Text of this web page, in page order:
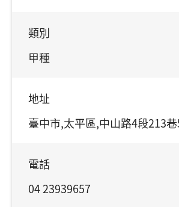
類別
甲種
地址
臺中市,太平區,中山路4段213
電話
04 23939657